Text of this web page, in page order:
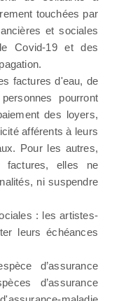
touchées par
et sociales
Covid-19 et des
factures d'eau, de
pourront
des loyers,
afférents à leurs
Pour les autres,
elles ne
ni suspendre
: les artistes-
leurs échéances
d’assurance
d’assurance